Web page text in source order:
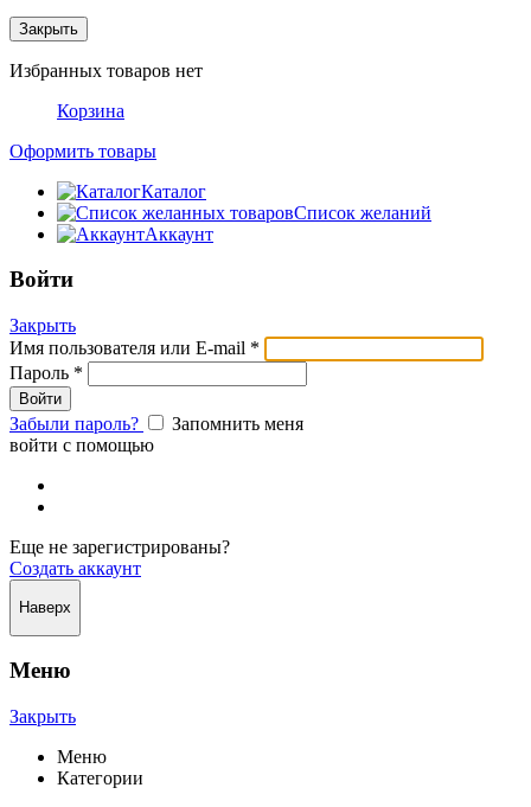
Закрыть
Избранных товаров нет
Корзина
Оформить товары
Каталог
Список желаний
Аккаунт
Войти
Закрыть
Имя пользователя или E-mail *
Пароль *
Забыли пароль?
Запомнить меня
войти с помощью
Еще не зарегистрированы?
Создать аккаунт
Наверх
Меню
Закрыть
Меню
Категории